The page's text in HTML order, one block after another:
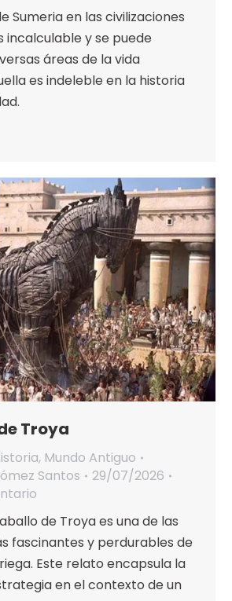
Sumeria en las civilizaciones
incalculable y se puede
áreas de la vida
es indeleble en la historia
Troya
, Mundo Antiguo
Santos
29/07/2026
de Troya es una de las
fascinantes y perdurables de
Este relato encapsula la
en el contexto de un